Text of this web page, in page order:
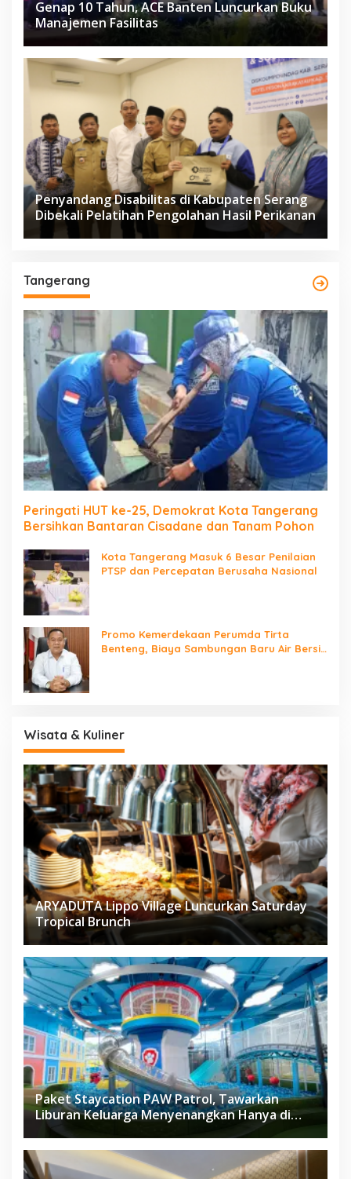
Genap 10 Tahun, ACE Banten Luncurkan Buku
Manajemen Fasilitas
Penyandang Disabilitas di Kabupaten Serang
Dibekali Pelatihan Pengolahan Hasil Perikanan
Tangerang
Peringati HUT ke-25, Demokrat Kota Tangerang
Bersihkan Bantaran Cisadane dan Tanam Pohon
Kota Tangerang Masuk 6 Besar Penilaian
PTSP dan Percepatan Berusaha Nasional
Promo Kemerdekaan Perumda Tirta
Benteng, Biaya Sambungan Baru Air Bersih
Wisata & Kuliner
ARYADUTA Lippo Village Luncurkan Saturday
Tropical Brunch
Paket Staycation PAW Patrol, Tawarkan
Liburan Keluarga Menyenangkan Hanya di
Herloom Hotel BSD